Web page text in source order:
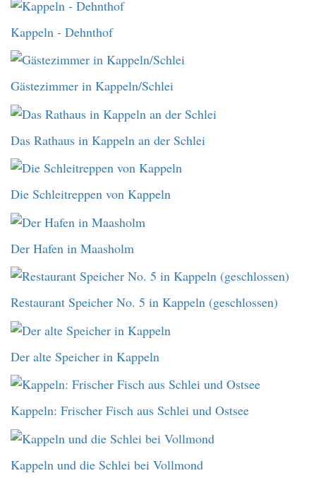
Kappeln - Dehnthof
Gästezimmer in Kappeln/Schlei
Das Rathaus in Kappeln an der Schlei
Die Schleitreppen von Kappeln
Der Hafen in Maasholm
Restaurant Speicher No. 5 in Kappeln (geschlossen)
Der alte Speicher in Kappeln
Kappeln: Frischer Fisch aus Schlei und Ostsee
Kappeln und die Schlei bei Vollmond